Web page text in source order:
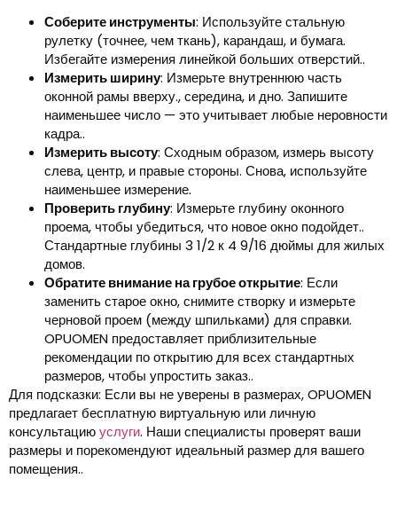
Соберите инструменты: Используйте стальную
рулетку (точнее, чем ткань), карандаш, и бумага.
Избегайте измерения линейкой больших отверстий..
Измерить ширину: Измерьте внутреннюю часть
оконной рамы вверху., середина, и дно. Запишите
наименьшее число — это учитывает любые неровности
кадра..
Измерить высоту: Сходным образом, измерь высоту
слева, центр, и правые стороны. Снова, используйте
наименьшее измерение.
Проверить глубину: Измерьте глубину оконного
проема, чтобы убедиться, что новое окно подойдет..
Стандартные глубины 3 1/2 к 4 9/16 дюймы для жилых
домов.
Обратите внимание на грубое открытие: Если
заменить старое окно, снимите створку и измерьте
черновой проем (между шпильками) для справки.
OPUOMEN предоставляет приблизительные
рекомендации по открытию для всех стандартных
размеров, чтобы упростить заказ..
Для подсказки: Если вы не уверены в размерах, OPUOMEN
предлагает бесплатную виртуальную или личную
консультациюуслуги. Наши специалисты проверят ваши
размеры и порекомендуют идеальный размер для вашего
помещения..